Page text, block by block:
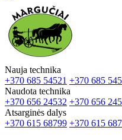
Nauja technika
+370 685 54521 +370 685
Naudota technika
+370 656 24532 +370 656
Atsarginės dalys
+370 615 68799 +370 615